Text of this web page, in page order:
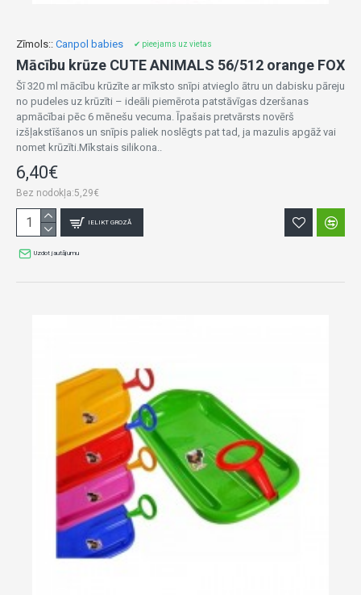
Zīmols:: Canpol babies ✔ pieejams uz vietas
Mācību krūze CUTE ANIMALS 56/512 orange FOX
Šī 320 ml mācību krūzīte ar mīksto snīpi atvieglo ātru un dabisku pāreju
no pudeles uz krūzīti – ideāli piemērota patstāvīgas dzeršanas
apmācībai pēc 6 mēnešu vecuma. Īpašais pretvārsts novērš
izšļakstīšanos un snīpis paliek noslēgts pat tad, ja mazulis apgāž vai
nomet krūzīti.Mīkstais silikona..
6,40€
Bez nodokļa:5,29€
IELIKT GROZĀ
Uzdot jautājumu